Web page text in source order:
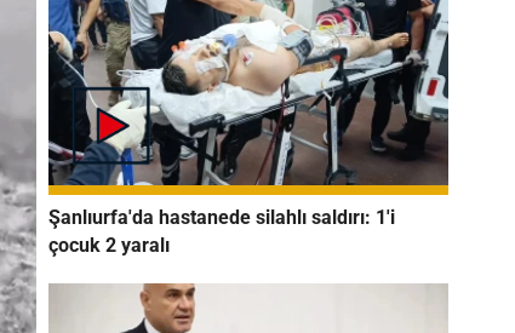
Şanlıurfa'da hastanede silahlı saldırı: 1'i
çocuk 2 yaralı